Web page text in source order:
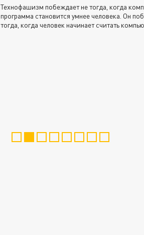
Технофашизм побеждает не тогда, когда
программа становится умнее человека. Он
тогда, когда человек начинает считать